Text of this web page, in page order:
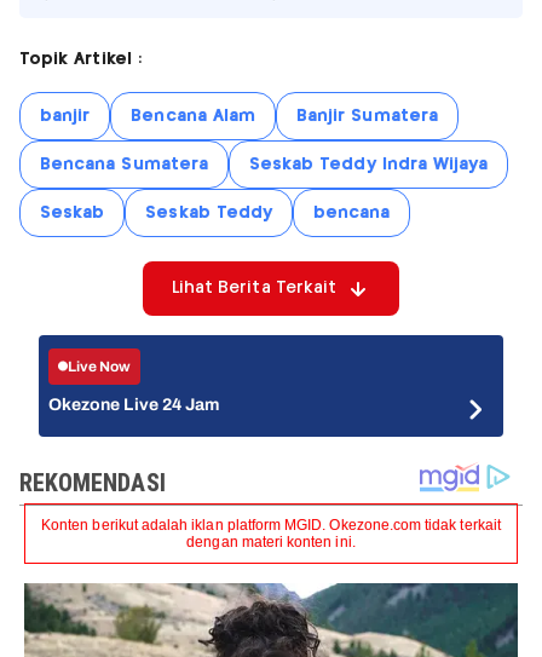
Topik Artikel :
banjir Bencana Alam Banjir Sumatera
Bencana Sumatera Seskab Teddy Indra Wijaya
Seskab Seskab Teddy bencana
Lihat Berita Terkait
Live Now
Okezone Live 24 Jam